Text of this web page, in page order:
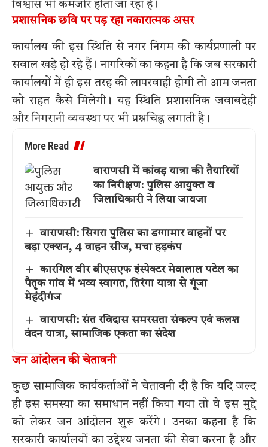
विश्वास भी कमजोर होता जा रहा है।
प्रशासनिक छवि पर पड़ रहा नकारात्मक असर
कार्यालय की इस स्थिति से नगर निगम की कार्यप्रणाली पर
सवाल खड़े हो रहे हैं। नागरिकों का कहना है कि जब सरकारी
कार्यालयों में ही इस तरह की लापरवाही होगी तो आम जनता
को राहत कैसे मिलेगी। यह स्थिति प्रशासनिक जवाबदेही
और निगरानी व्यवस्था पर भी प्रश्नचिह्न लगाती है।
More Read
वाराणसी में कांवड़ यात्रा की तैयारियों
का निरीक्षण: पुलिस आयुक्त व
जिलाधिकारी ने लिया जायजा
वाराणसी: सिगरा पुलिस का डग्गामार वाहनों पर
बड़ा एक्शन, 4 वाहन सीज, मचा हड़कंप
कारगिल वीर बीएसएफ इंस्पेक्टर मेवालाल पटेल का
पैतृक गांव में भव्य स्वागत, तिरंगा यात्रा से गूंजा
मेहंदीगंज
वाराणसी: संत रविदास समरसता संकल्प एवं कलश
वंदन यात्रा, सामाजिक एकता का संदेश
जन आंदोलन की चेतावनी
कुछ सामाजिक कार्यकर्ताओं ने चेतावनी दी है कि यदि जल्द
ही इस समस्या का समाधान नहीं किया गया तो वे इस मुद्दे
को लेकर जन आंदोलन शुरू करेंगे। उनका कहना है कि
सरकारी कार्यालयों का उद्देश्य जनता की सेवा करना है और